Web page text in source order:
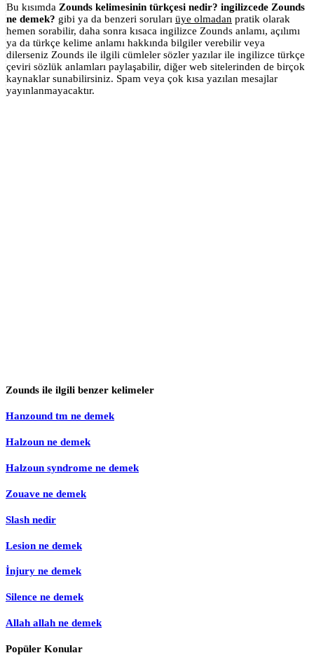
Bu kısımda Zounds kelimesinin türkçesi nedir? ingilizcede Zounds
ne demek? gibi ya da benzeri soruları üye olmadan pratik olarak
hemen sorabilir, daha sonra kısaca ingilizce Zounds anlamı, açılımı
ya da türkçe kelime anlamı hakkında bilgiler verebilir veya
dilerseniz Zounds ile ilgili cümleler sözler yazılar ile ingilizce türkçe
çeviri sözlük anlamları paylaşabilir, diğer web sitelerinden de birçok
kaynaklar sunabilirsiniz. Spam veya çok kısa yazılan mesajlar
yayınlanmayacaktır.
Zounds ile ilgili benzer kelimeler
Hanzound tm ne demek
Halzoun ne demek
Halzoun syndrome ne demek
Zouave ne demek
Slash nedir
Lesion ne demek
İnjury ne demek
Silence ne demek
Allah allah ne demek
Popüler Konular